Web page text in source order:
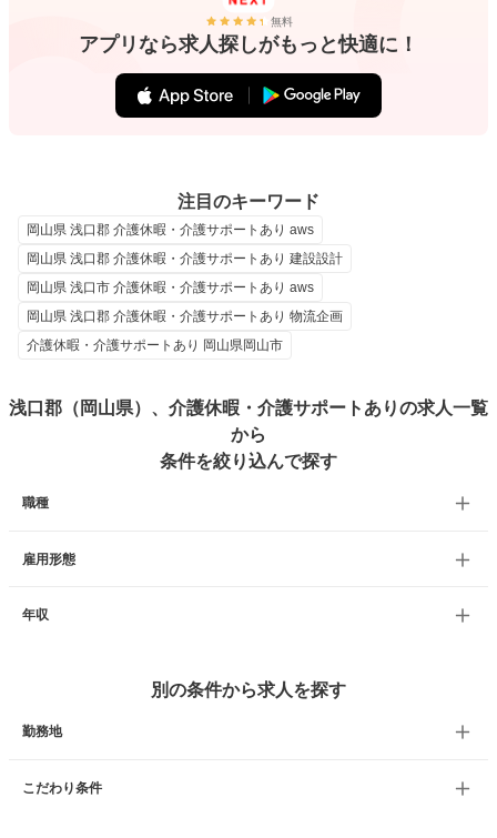
無料
アプリなら求人探しがもっと快適に！
注目のキーワード
岡山県 浅口郡 介護休暇・介護サポートあり aws
岡山県 浅口郡 介護休暇・介護サポートあり 建設設計
岡山県 浅口市 介護休暇・介護サポートあり aws
岡山県 浅口郡 介護休暇・介護サポートあり 物流企画
介護休暇・介護サポートあり 岡山県岡山市
浅口郡（岡山県）、介護休暇・介護サポートありの求人一覧
から
条件を絞り込んで探す
職種
雇用形態
年収
別の条件から求人を探す
勤務地
こだわり条件